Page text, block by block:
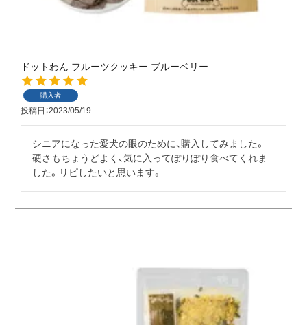
ドットわん フルーツクッキー ブルーベリー
購入者
投稿日 2023/05/19
シニアになった愛犬の眼のために、購入してみました。
硬さもちょうどよく、気に入ってぽりぽり食べてくれま
した。リピしたいと思います。